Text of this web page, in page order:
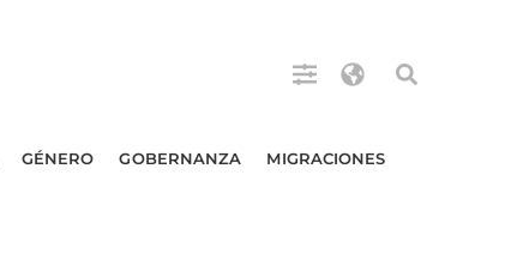
GÉNERO GOBERNANZA MIGRACIONES